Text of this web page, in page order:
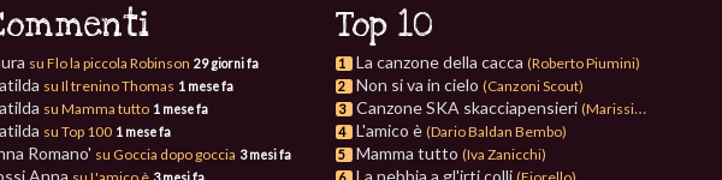
su Flo la piccola Robinson 29 giorni fa
su Il trenino Thomas 1 mese fa
su Mamma tutto 1 mese fa
su Top 100 1 mese fa
Romano' su Goccia dopo goccia 3 mesi fa
Anna
Top 10
1 La canzone della cacca (Roberto Piumini)
2 Non si va in cielo (Canzoni Scout)
3 Canzone SKA skacciapensieri (Marissima)
4 L'amico è (Dario Baldan Bembo)
5 Mamma tutto (Iva Zanicchi)
La nebbia a gl'irti colli